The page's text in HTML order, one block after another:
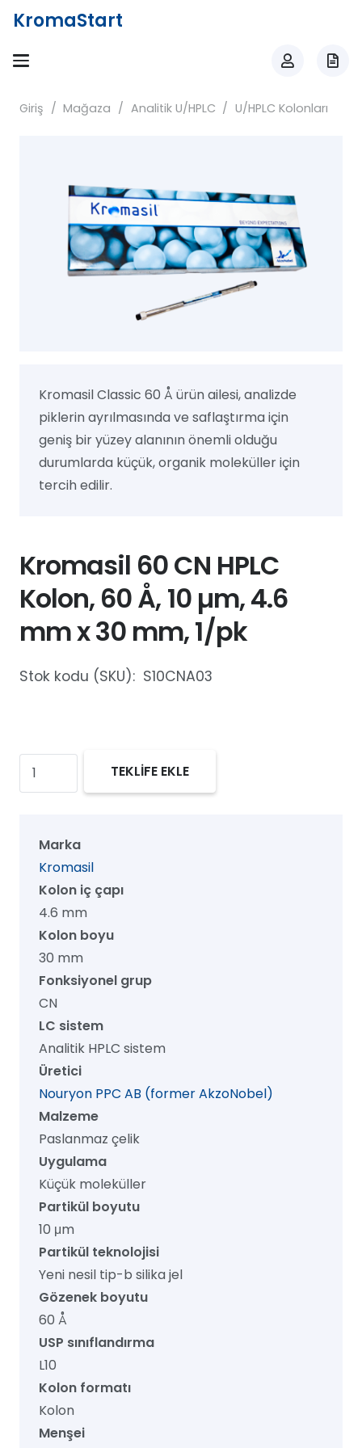
KromaStart
Giriş / Mağaza / Analitik U/HPLC / U/HPLC Kolonları
Kromasil Classic 60 Å ürün ailesi, analizde
piklerin ayrılmasında ve saflaştırma için
geniş bir yüzey alanının önemli olduğu
durumlarda küçük, organik moleküller için
tercih edilir.
Kromasil 60 CN HPLC
Kolon, 60 Å, 10 µm, 4.6
mm x 30 mm, 1/pk
Stok kodu (SKU): S10CNA03
Kromasil
60
Kolon,
µm,
mm
mm,
1/pk
adet
TEKLİFE EKLE
Marka
Kromasil
Kolon iç çapı
4.6 mm
Kolon boyu
30 mm
Fonksiyonel grup
CN
LC sistem
Analitik HPLC sistem
Üretici
Nouryon PPC AB (former AkzoNobel)
Malzeme
Paslanmaz çelik
Uygulama
Küçük moleküller
Partikül boyutu
10 μm
Partikül teknolojisi
Yeni nesil tip-b silika jel
Gözenek boyutu
60 Å
USP sınıflandırma
L10
Kolon formatı
Kolon
Menşei